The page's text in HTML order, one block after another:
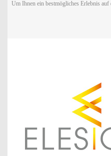
Um Ihnen ein bestmögliches Erlebnis